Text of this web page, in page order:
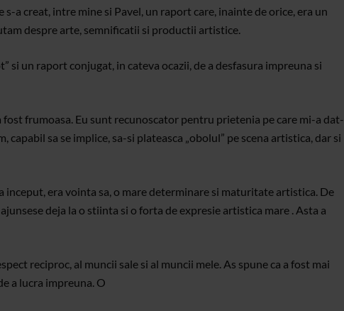
a creat, intre mine si Pavel, un raport care, inainte de orice, era un
despre arte, semnificatii si productii artistice.
si un raport conjugat, in cateva ocazii, de a desfasura impreuna si
fost frumoasa. Eu sunt recunoscator pentru prietenia pe care mi-a dat-
capabil sa se implice, sa-si plateasca „obolul” pe scena artistica, dar si
inceput, era vointa sa, o mare determinare si maturitate artistica. De
deja la o stiinta si o forta de expresie artistica mare . Asta a
reciproc, al muncii sale si al muncii mele. As spune ca a fost mai
a lucra impreuna. O